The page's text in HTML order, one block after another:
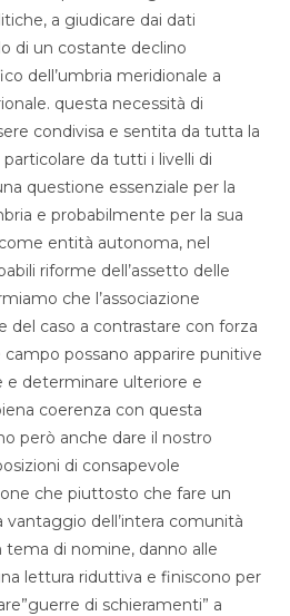
a giudicare dai dati
di un costante declino
dell’umbria meridionale a
questa necessità di
condivisa e sentita da tutta la
da tutti i livelli di
questione essenziale per la
e probabilmente per la sua
entità autonoma, nel
riforme dell’assetto delle
che l’associazione
del caso a contrastare con forza
possano apparire punitive
e determinare ulteriore e
coerenza con questa
però anche dare il nostro
di consapevole
che piuttosto che fare un
vantaggio dell’intera comunità
di nomine, danno alle
lettura riduttiva e finiscono per
di schieramenti” a